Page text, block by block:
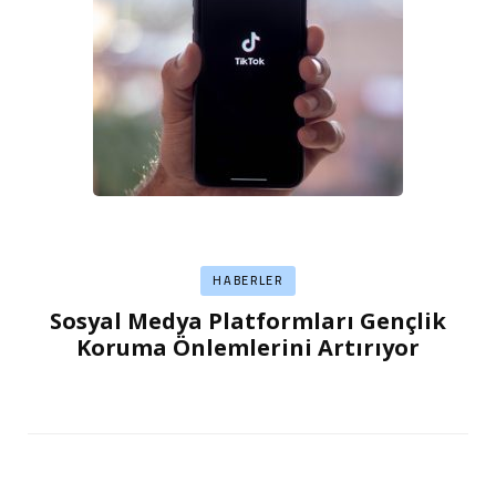
HABERLER
Sosyal Medya Platformları Gençlik
Koruma Önlemlerini Artırıyor